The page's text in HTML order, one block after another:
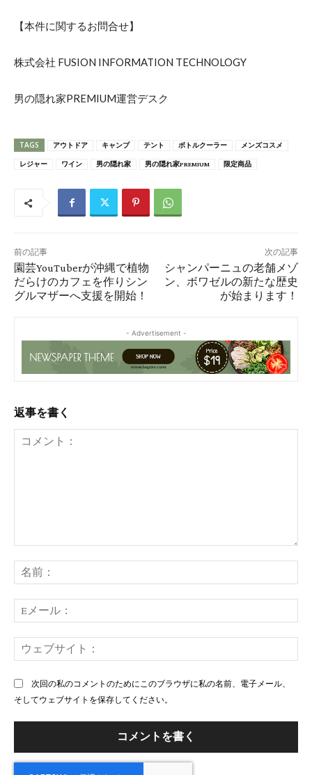
【本件に関するお問合せ】
株式会社 FUSION INFORMATION TECHNOLOGY
男の隠れ家PREMIUM運営デスク
TAGS アウトドア キャンプ テント ボトルクーラー メンズコスメ
レジャー ワイン 男の隠れ家 男の隠れ家PREMIUM 限定商品
前の記事
園芸YouTuberが沖縄で植物
だらけのカフェを作りシン
グルマザーへ支援を開始！
次の記事
シャンパーニュの老舗メゾ
ン、ボワゼルの新たな歴史
が始まります！
- Advertisement -
返事を書く
ン
ト：
前
メ
ー
ェ
次回の私のコメントのためにこのブラウザに私の名前、電子メール、
そしてウェブサイトを保存してください。